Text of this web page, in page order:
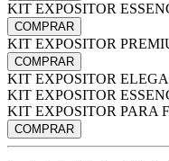
KIT EXPOSITOR
COMPRAR
KIT EXPOSITOR
COMPRAR
KIT EXPOSITOR
KIT EXPOSITOR
KIT EXPOSITOR PARA
COMPRAR